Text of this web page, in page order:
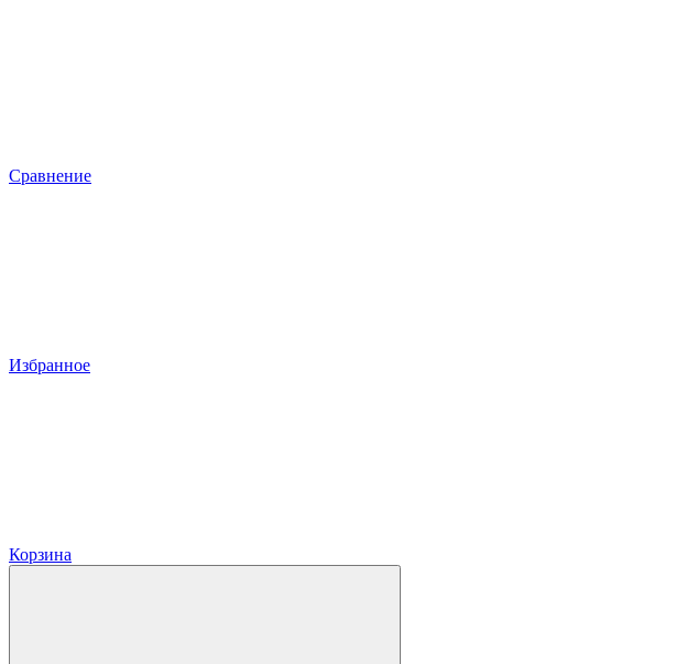
Сравнение
Избранное
Корзина